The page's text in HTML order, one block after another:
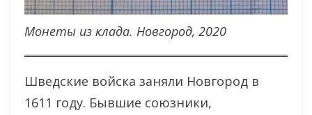
Монеты из клада. Новгород, 2020
Шведские войска заняли Новгород в
1611 году. Бывшие союзники,